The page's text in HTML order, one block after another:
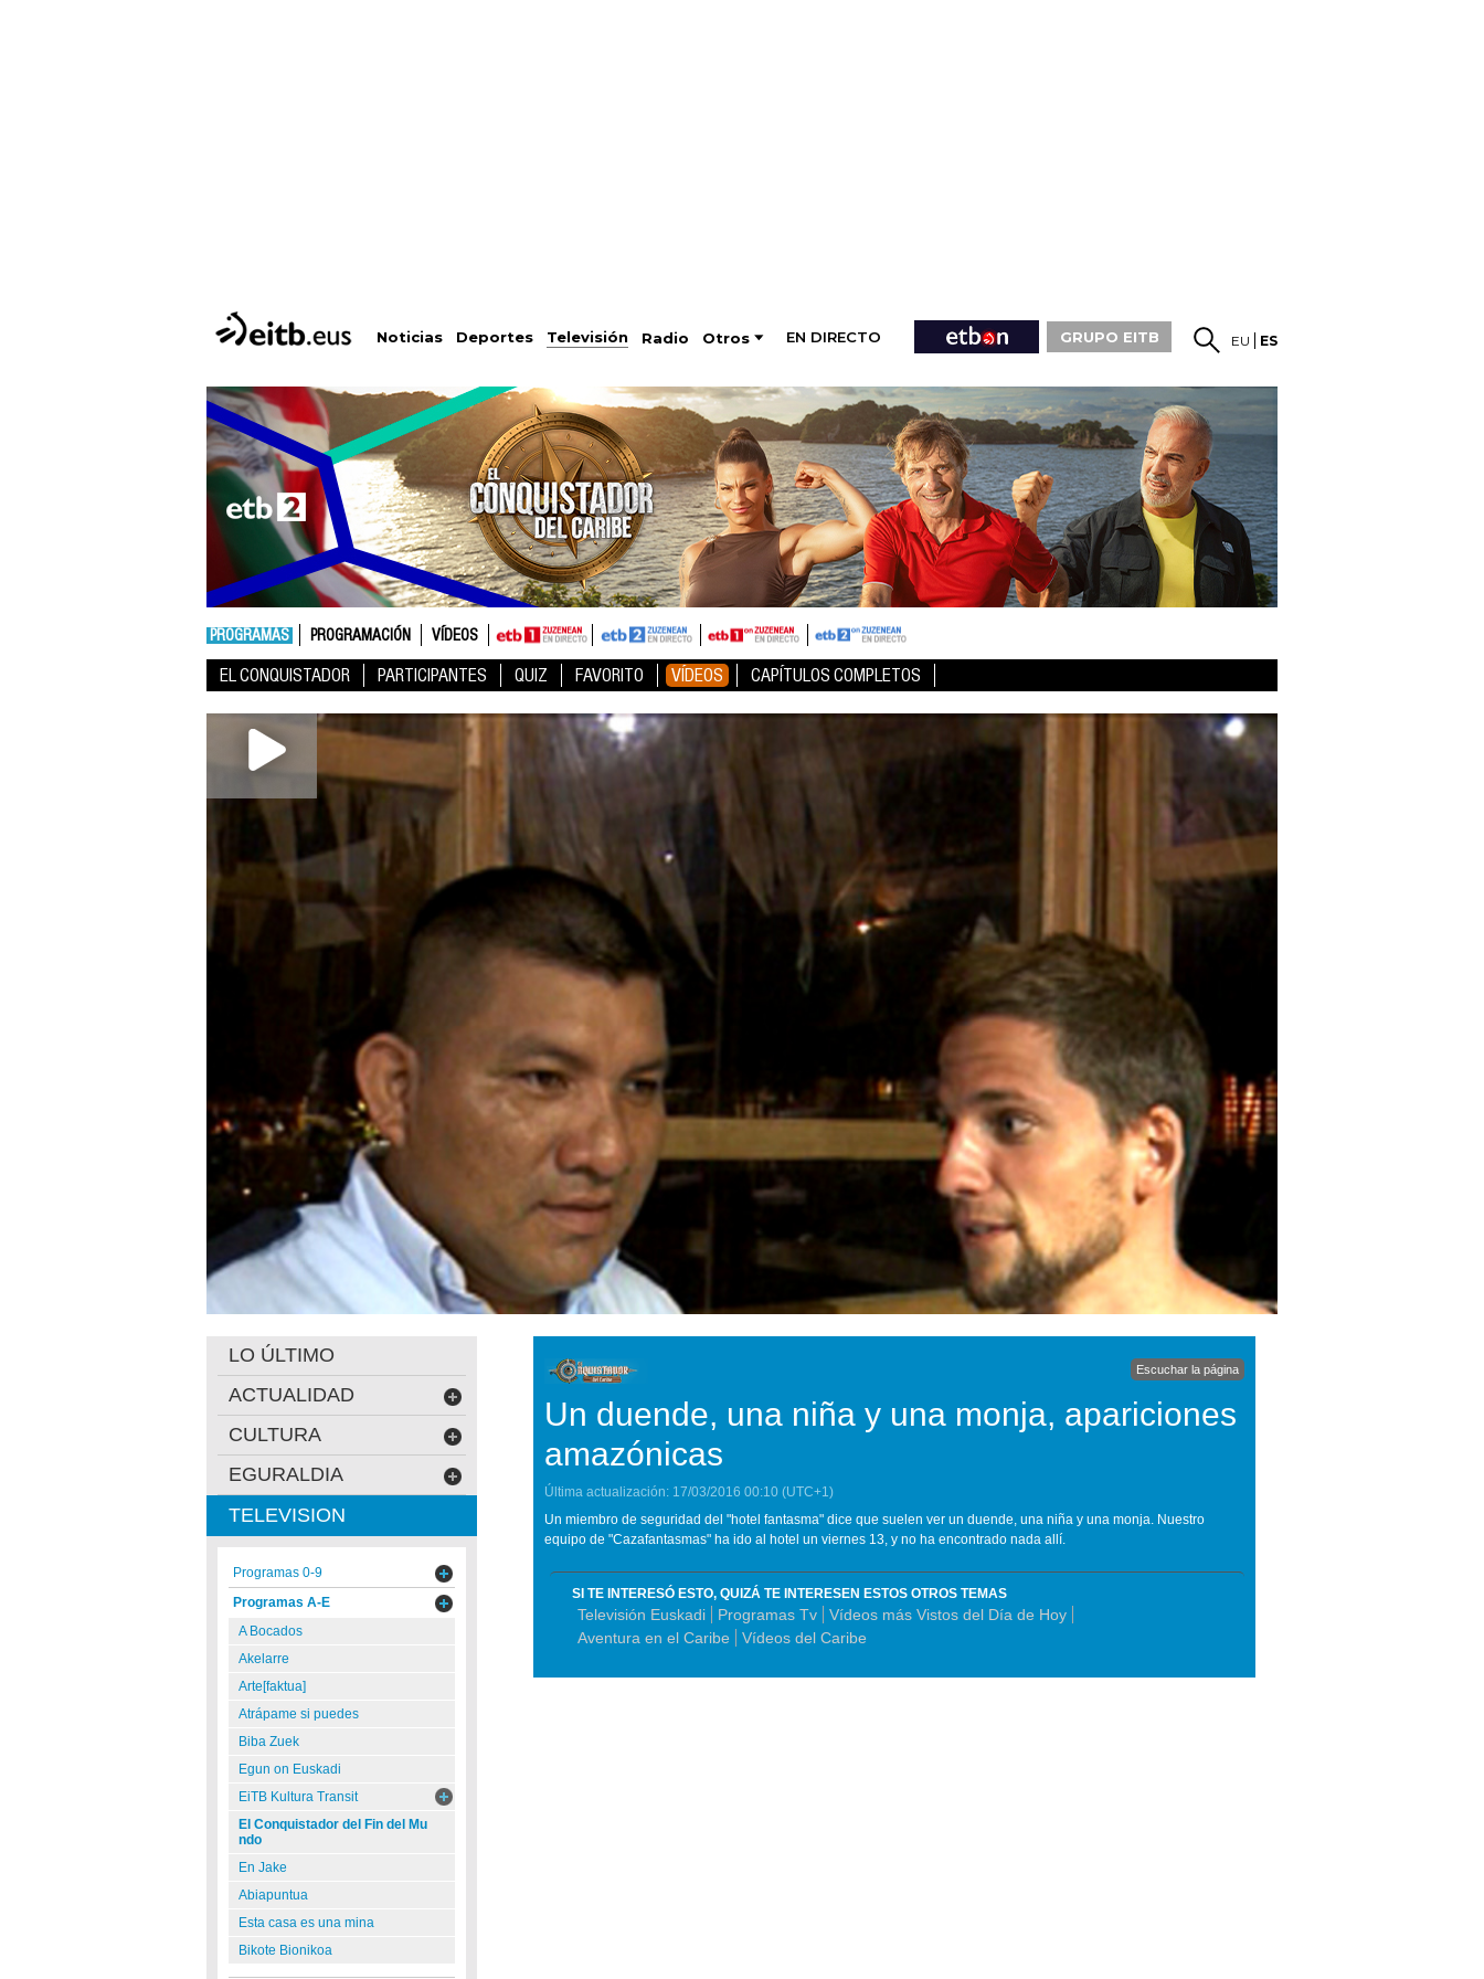
Noticias Deportes Televisión Radio Otros EN DIRECTO GRUPO EITB EU ES
PROGRAMAS PROGRAMACIÓN VÍDEOS
EL CONQUISTADOR PARTICIPANTES QUIZ FAVORITO VÍDEOS CAPÍTULOS COMPLETOS
Escuchar la página
Un duende, una niña y una monja, apariciones
amazónicas
Última actualización: 17/03/2016 00:10 (UTC+1)
Un miembro de seguridad del "hotel fantasma" dice que suelen ver un duende, una niña y una monja. Nuestro
equipo de "Cazafantasmas" ha ido al hotel un viernes 13, y no ha encontrado nada allí.
SI TE INTERESÓ ESTO, QUIZÁ TE INTERESEN ESTOS OTROS TEMAS
Televisión Euskadi Programas Tv
Vídeos más Vistos del Día de Hoy
Aventura en el Caribe
Vídeos del Caribe
LO ÚLTIMO
ACTUALIDAD
CULTURA
EGURALDIA
TELEVISION
Programas 0-9
Programas A-E
A Bocados
Akelarre
Arte[faktua]
Atrápame si puedes
Biba Zuek
Egun on Euskadi
EiTB Kultura Transit
El Conquistador del Fin del Mu
ndo
En Jake
Abiapuntua
Esta casa es una mina
Bikote Bionikoa